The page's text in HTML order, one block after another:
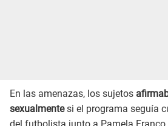
En las amenazas, los sujetos
sexualmentesi el programa seguía